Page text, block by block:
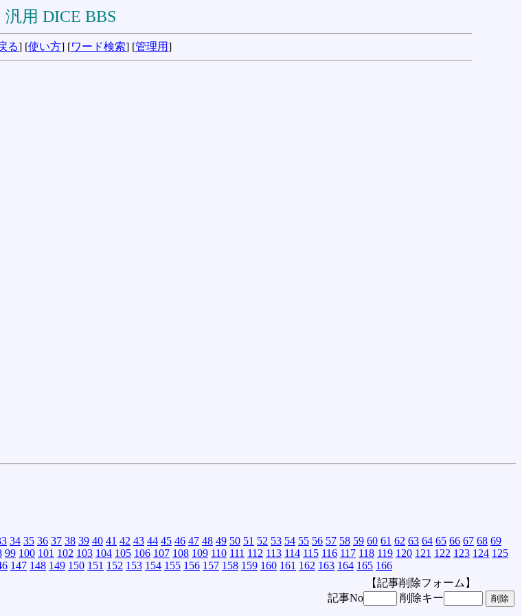
汎用 DICE BBS
る] [使い方] [ワード検索] [管理用]
34 35 36 37 38 39 40 41 42 43 44 45 46 47 48 49 50 51 52 53 54 55 56 57 58 59 60 61 62 63 64 65 66 67 68 69
99 100 101 102 103 104 105 106 107 108 109 110 111 112 113 114 115 116 117 118 119 120 121 122 123 124 125
147 148 149 150 151 152 153 154 155 156 157 158 159 160 161 162 163 164 165 166
【記事削除フォーム】
記事No
削除キー